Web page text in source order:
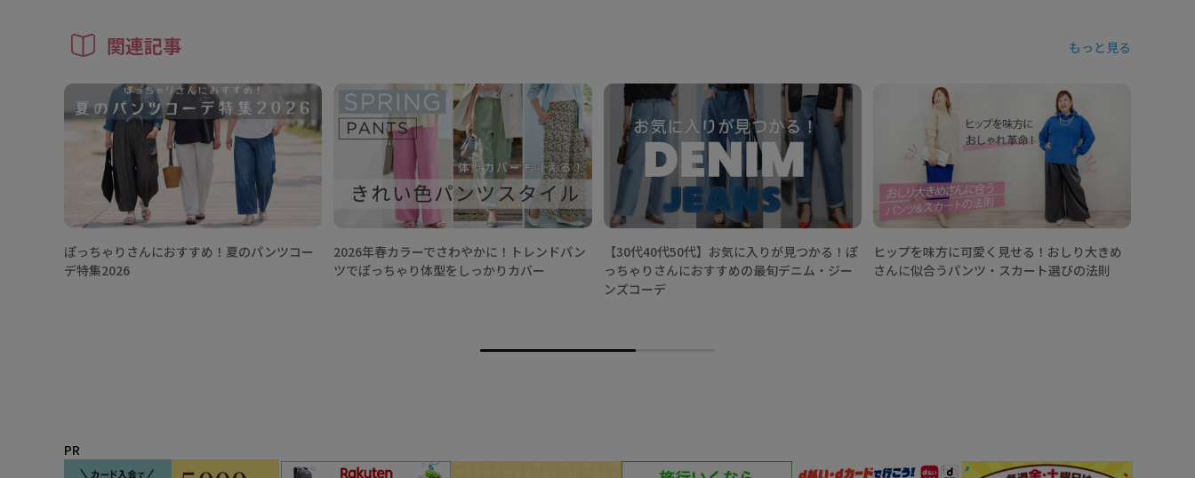
関連記事 もっと見る
ぽっちゃりさんにおすすめ！夏のパンツコー
デ特集2026
2026年春カラーでさわやかに！トレンドパン
ツでぽっちゃり体型をしっかりカバー
【30代40代50代】お気に入りが見つかる！ぽ
っちゃりさんにおすすめの最旬デニム・ジー
ンズコーデ
ヒップを味方に可愛く見せる！おしり大きめ
さんに似合うパンツ・スカート選びの法則
PR